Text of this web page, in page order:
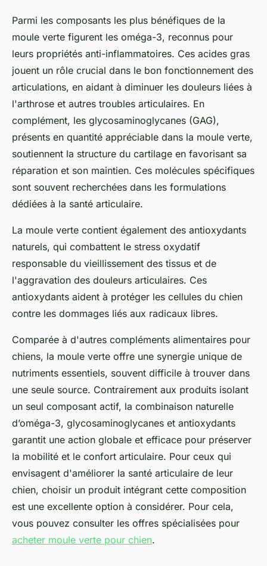
Parmi les composants les plus bénéfiques de la
moule verte figurent les oméga-3, reconnus pour
leurs propriétés anti-inflammatoires. Ces acides gras
jouent un rôle crucial dans le bon fonctionnement des
articulations, en aidant à diminuer les douleurs liées à
l'arthrose et autres troubles articulaires. En
complément, les glycosaminoglycanes (GAG),
présents en quantité appréciable dans la moule verte,
soutiennent la structure du cartilage en favorisant sa
réparation et son maintien. Ces molécules spécifiques
sont souvent recherchées dans les formulations
dédiées à la santé articulaire.
La moule verte contient également des antioxydants
naturels, qui combattent le stress oxydatif
responsable du vieillissement des tissus et de
l'aggravation des douleurs articulaires. Ces
antioxydants aident à protéger les cellules du chien
contre les dommages liés aux radicaux libres.
Comparée à d'autres compléments alimentaires pour
chiens, la moule verte offre une synergie unique de
nutriments essentiels, souvent difficile à trouver dans
une seule source. Contrairement aux produits isolant
un seul composant actif, la combinaison naturelle
d’oméga-3, glycosaminoglycanes et antioxydants
garantit une action globale et efficace pour préserver
la mobilité et le confort articulaire. Pour ceux qui
envisagent d'améliorer la santé articulaire de leur
chien, choisir un produit intégrant cette composition
est une excellente option à considérer. Pour cela,
vous pouvez consulter les offres spécialisées pour
acheter moule verte pour chien.